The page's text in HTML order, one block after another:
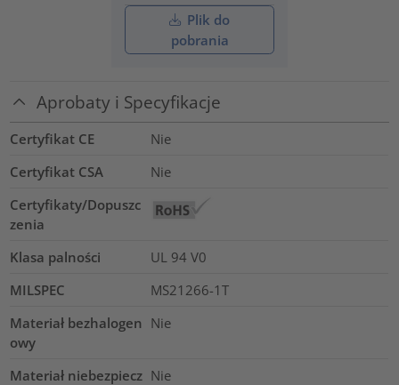
Plik do
pobrania
Aprobaty i Specyfikacje
Certyfikat CE
Nie
Certyfikat CSA
Nie
Certyfikaty/Dopuszc
zenia
Klasa palności
UL 94 V0
MILSPEC
MS21266-1T
Materiał bezhalogen
owy
Nie
Materiał niebezpiecz Nie